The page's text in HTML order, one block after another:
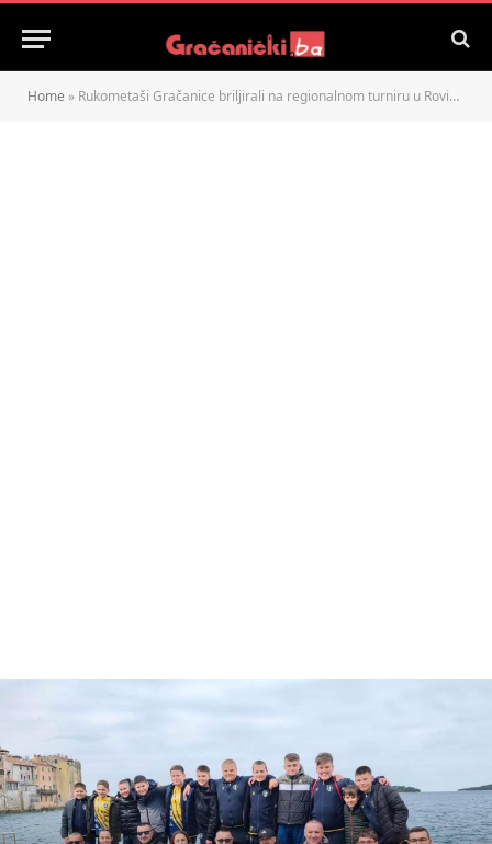
Home » Rukometaši Gračanice briljirali na regionalnom turniru u Rovinju